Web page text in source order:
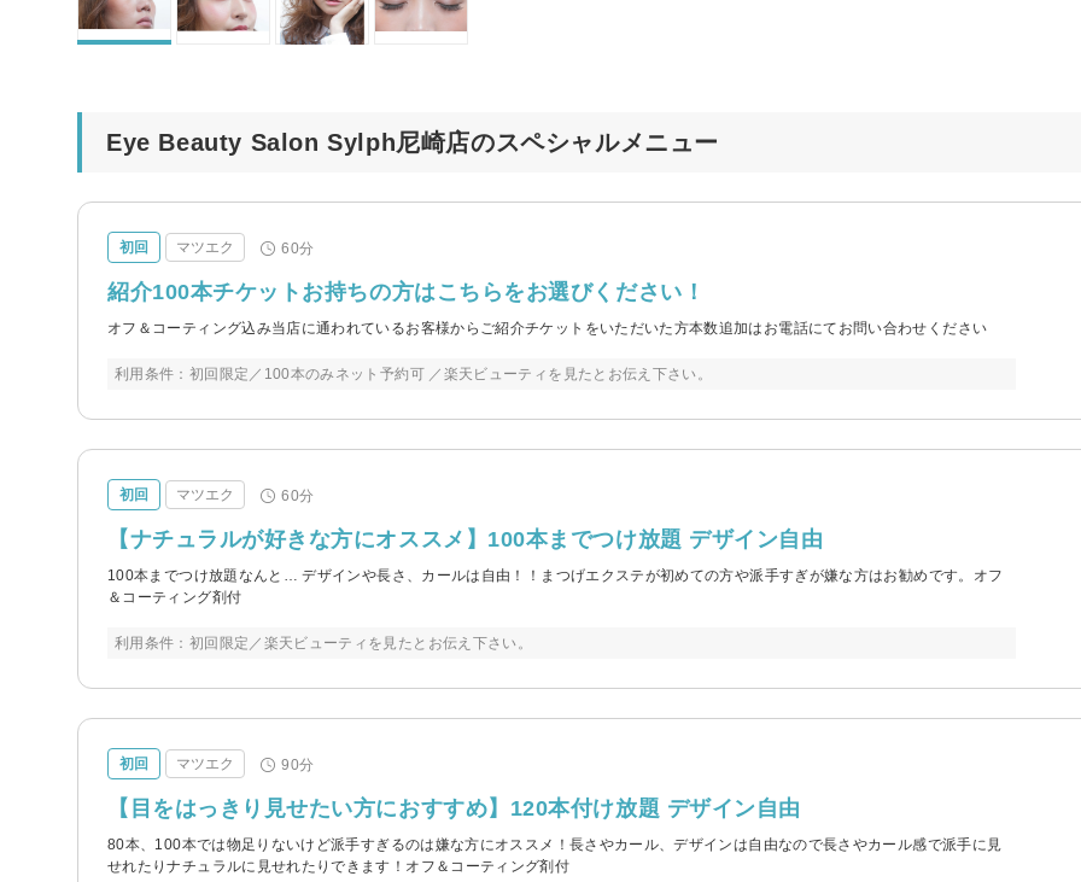
Eye Beauty Salon Sylph尼崎店のスペシャルメニュー
初回 マツエク 60分
紹介100本チケットお持ちの方はこちらをお選びください！
オフ＆コーティング込み当店に通われているお客様からご紹介チケットをいただいた方本数追加はお電話にてお問い合わせください
利用条件：初回限定／100本のみネット予約可 ／楽天ビューティを見たとお伝え下さい。
初回 マツエク 60分
【ナチュラルが好きな方にオススメ】100本までつけ放題 デザイン自由
100本までつけ放題なんと… デザインや長さ、カールは自由！！まつげエクステが初めての方や派手すぎが嫌な方はお勧めです。オフ
＆コーティング剤付
利用条件：初回限定／楽天ビューティを見たとお伝え下さい。
初回 マツエク 90分
【目をはっきり見せたい方におすすめ】120本付け放題 デザイン自由
80本、100本では物足りないけど派手すぎるのは嫌な方にオススメ！長さやカール、デザインは自由なので長さやカール感で派手に見
せれたりナチュラルに見せれたりできます！オフ＆コーティング剤付